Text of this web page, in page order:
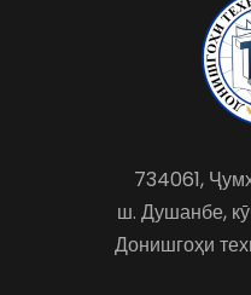
734061,
ш. Душанбе,
Донишгоҳи